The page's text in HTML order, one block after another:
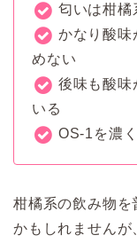
匂いは柑橘
かなり酸味
めない
後味も酸味
いる
OS-1を濃
柑橘系の飲み物を
かもしれませんが